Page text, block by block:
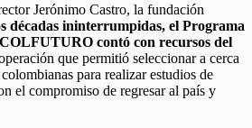
Jerónimo Castro, la fundación
décadas ininterrumpidas, el Programa
contó con recursos del
que permitió seleccionar a cerca
para realizar estudios de
el compromiso de regresar al país y